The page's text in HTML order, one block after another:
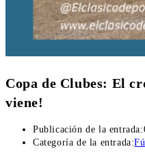
Copa de Clubes: El
viene!
Publicación de la entrada:
Categoría de la entrada: